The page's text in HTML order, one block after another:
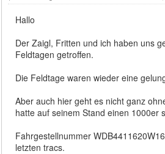
Hallo
Der Zaigl, Fritten und ich haben uns
Feldtagen getroffen.
Die Feldtage waren wieder eine
Aber auch hier geht es nicht ganz
hatte auf seinem Stand einen 1000er
Fahrgestellnummer
letzten tracs.